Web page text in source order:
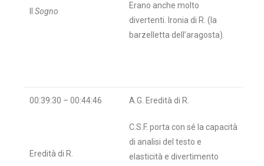
Sogno
Erano anche molto
divertenti. Ironia di R. (la
barzelletta dell’aragosta).
00:39:30 – 00:44:46
Eredità di R.
A.G. Eredità di R.
C.S.F. porta con sé la capacità
di analisi del testo e
elasticità e divertimento